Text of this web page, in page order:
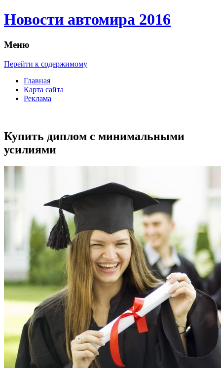
Новости автомира 2016
Меню
Перейти к содержимому
Главная
Карта сайта
Реклама
Купить диплом с минимальными
усилиями